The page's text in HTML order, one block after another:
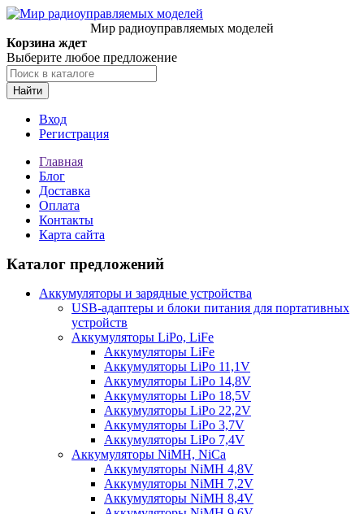
Мир радиоуправляемых моделей
Корзина ждет
Выберите любое предложение
Найти
Вход
Регистрация
Главная
Блог
Доставка
Оплата
Контакты
Карта сайта
Каталог предложений
Аккумуляторы и зарядные устройства
USB-адаптеры и блоки питания для портативных
устройств
Аккумуляторы LiPo, LiFe
Аккумуляторы LiFe
Аккумуляторы LiPo 11,1V
Аккумуляторы LiPo 14,8V
Аккумуляторы LiPo 18,5V
Аккумуляторы LiPo 22,2V
Аккумуляторы LiPo 3,7V
Аккумуляторы LiPo 7,4V
Аккумуляторы NiMH, NiCa
Аккумуляторы NiMH 4,8V
Аккумуляторы NiMH 7,2V
Аккумуляторы NiMH 8,4V